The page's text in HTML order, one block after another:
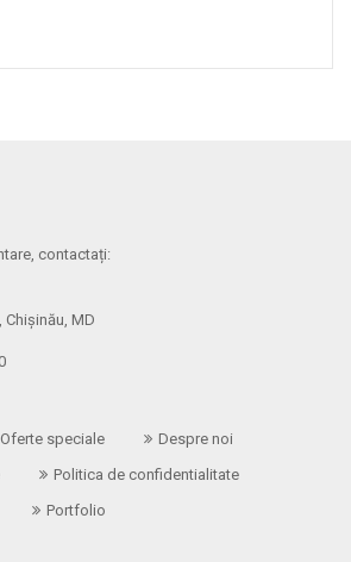
contactați:
Chișinău, MD
Oferte speciale
Despre noi
Politica de confidentialitate
Portfolio